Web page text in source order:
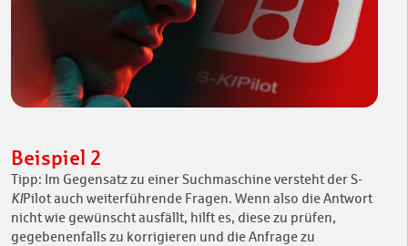
Beispiel 2
Tipp: Im Gegensatz zu einer Suchmaschine versteht der S-
KIPilot auch weiterführende Fragen. Wenn also die Antwort
nicht wie gewünscht ausfällt, hilft es, diese zu prüfen,
gegebenenfalls zu korrigieren und die Anfrage zu